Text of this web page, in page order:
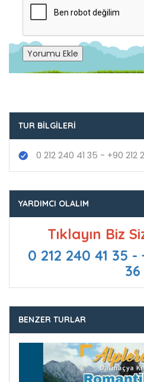
Yorumu Ekle
TUR BILGILERI
0 212 240 41 35 - +90 212
YARDIMCI OLALIM
Tıklayın Biz
0 212 240 41 35 -
36
BENZER TURLAR